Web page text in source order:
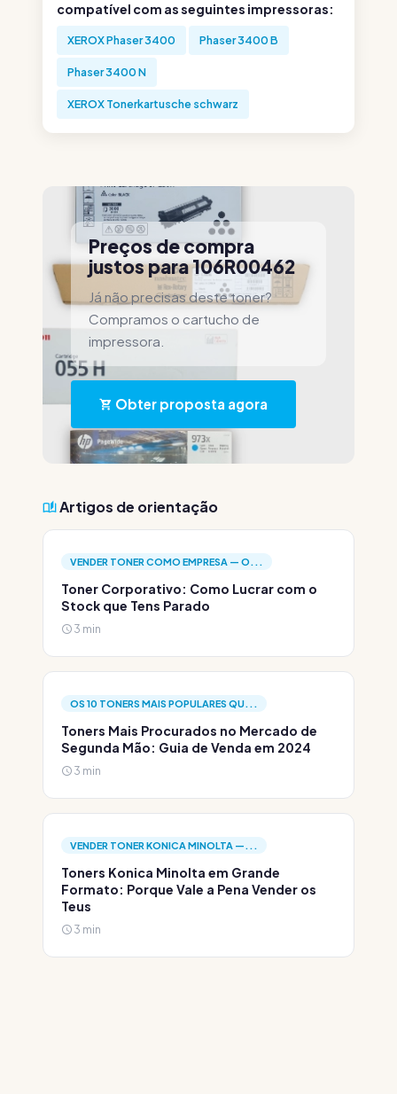
compatível com as seguintes impressoras:
XEROX Phaser 3400 Phaser 3400 B
Phaser 3400 N
XEROX Tonerkartusche schwarz
Preços de compra
justos para 106R00462
Já não precisas deste toner?
Compramos o cartucho de
impressora.
Obter proposta agora
Artigos de orientação
VENDER TONER COMO EMPRESA — O...
Toner Corporativo: Como Lucrar com o
Stock que Tens Parado
3 min
OS 10 TONERS MAIS POPULARES QU...
Toners Mais Procurados no Mercado de
Segunda Mão: Guia de Venda em 2024
3 min
VENDER TONER KONICA MINOLTA —...
Toners Konica Minolta em Grande
Formato: Porque Vale a Pena Vender os
Teus
3 min